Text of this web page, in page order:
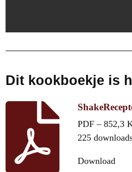
Dit kookboekje is
PDF – 852,3
225
Download